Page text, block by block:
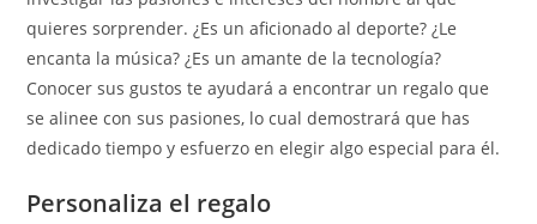
quieres sorprender. ¿Es un aficionado al deporte? ¿Le
encanta la música? ¿Es un amante de la tecnología?
Conocer sus gustos te ayudará a encontrar un regalo que
se alinee con sus pasiones, lo cual demostrará que has
dedicado tiempo y esfuerzo en elegir algo especial para él.
Personaliza el regalo